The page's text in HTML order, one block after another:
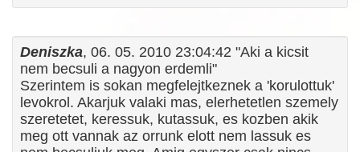
Deniszka, 06. 05. 2010 23:04:42 "Aki a kicsit
nem becsuli a nagyon erdemli"
Szerintem is sokan megfelejtkeznek a 'korulottuk'
levokrol. Akarjuk valaki mas, elerhetetlen szemely
szeretetet, keressuk, kutassuk, es kozben akik
meg ott vannak az orrunk elott nem lassuk es